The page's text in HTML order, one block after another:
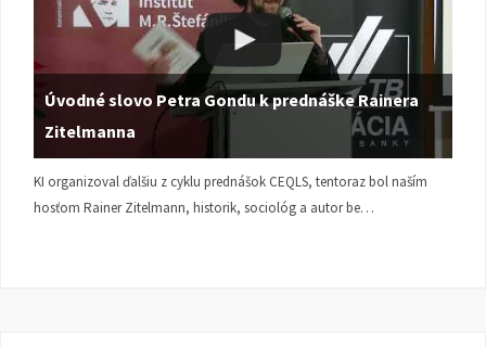
Úvodné slovo Petra Gondu k prednáške Rainera
Zitelmanna
KI organizoval ďalšiu z cyklu prednášok CEQLS, tentoraz bol naším
hosťom Rainer Zitelmann, historik, sociológ a autor be…